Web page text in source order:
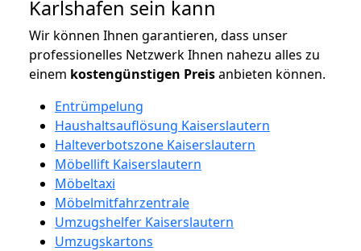
Karlshafen sein kann
Wir können Ihnen garantieren, dass unser
professionelles Netzwerk Ihnen nahezu alles zu
einem kostengünstigen Preisanbieten können.
Entrümpelung
Haushaltsauflösung Kaiserslautern
Halteverbotszone Kaiserslautern
Möbellift Kaiserslautern
Möbeltaxi
Möbelmitfahrzentrale
Umzugshelfer Kaiserslautern
Umzugskartons